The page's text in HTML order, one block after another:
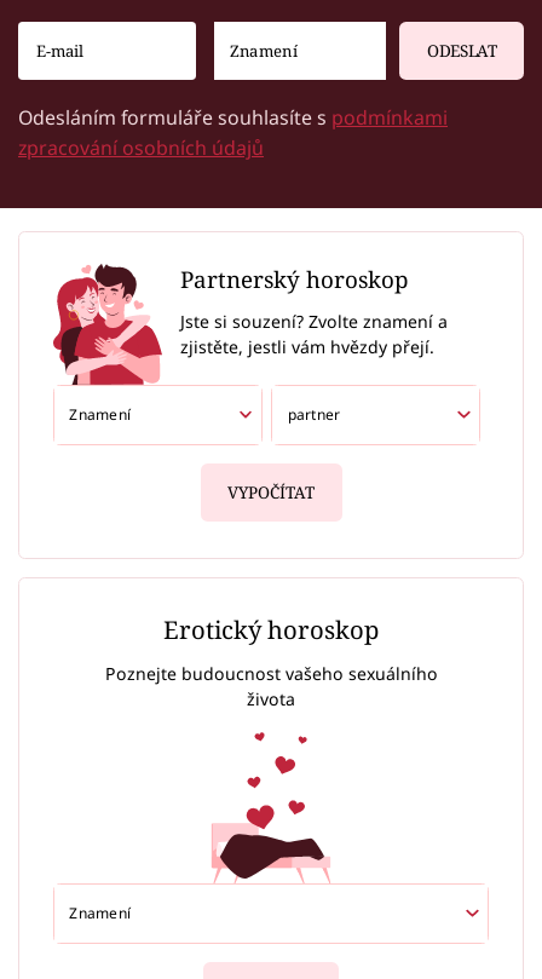
ODESLAT
Odesláním formuláře souhlasíte s podmínkami
zpracování osobních údajů
Partnerský horoskop
Jste si souzení? Zvolte znamení a
zjistěte, jestli vám hvězdy přejí.
VYPOČÍTAT
Erotický horoskop
Poznejte budoucnost vašeho sexuálního
života